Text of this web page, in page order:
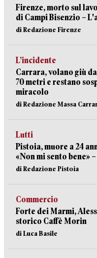
Firenze, morto sul
di Campi Bisenzio –
di Redazione Firenze
L’incidente
Carrara, volano giù
70 metri e restano
miracolo
di Redazione Massa
Lutti
Pistoia, muore a 24
«Non mi sento bene»
di Redazione Pistoia
Commercio
Forte dei Marmi,
storico Caffè Morin
di Luca Basile